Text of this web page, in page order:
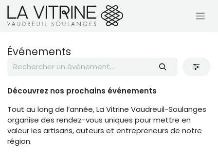
Se rendre au contenu
Événements
Découvrez nos prochains événements
Tout au long de l’année, La Vitrine Vaudreuil-Soulanges
organise des rendez-vous uniques pour mettre en
valeur les artisans, auteurs et entrepreneurs de notre
région.